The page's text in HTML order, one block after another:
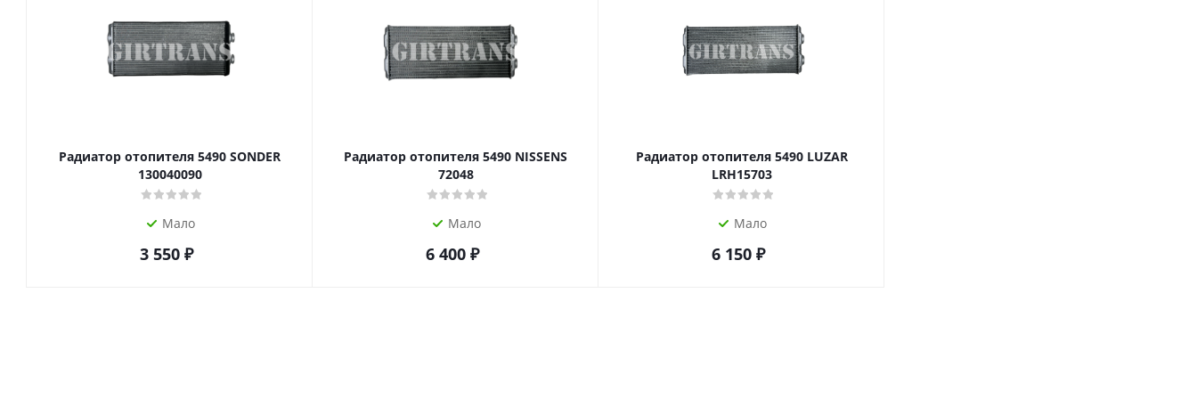
Радиатор отопителя 5490 SONDER
130040090
Мало
3 550 ₽
Радиатор отопителя 5490 NISSENS
72048
Мало
6 400 ₽
Радиатор отопителя 5490 LUZAR
LRH15703
Мало
6 150 ₽